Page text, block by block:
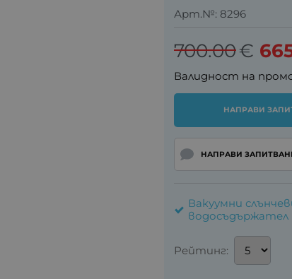
Арт.№: 8296
700.00€
Валидност на
НАПРАВИ
НАПРАВИ
Вакуумни
водосъдържател
Рейтинг: